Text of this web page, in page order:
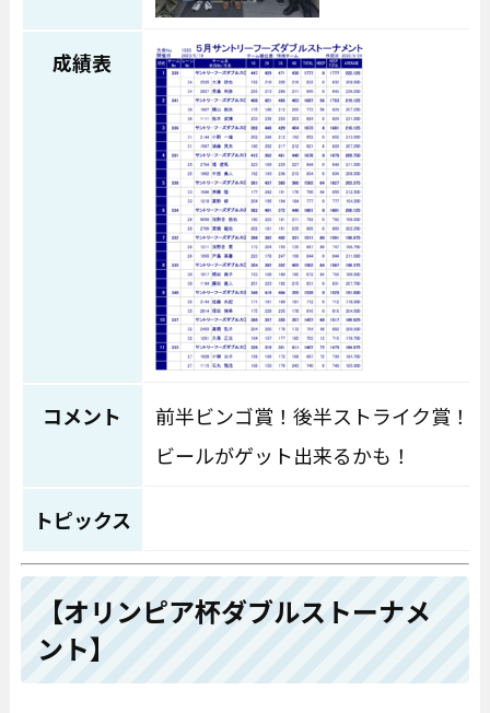
成績表
コメント
前半ビンゴ賞！後半ストライク賞！
ビールがゲット出来るかも！
トピックス
【オリンピア杯ダブルストーナメ
ント】